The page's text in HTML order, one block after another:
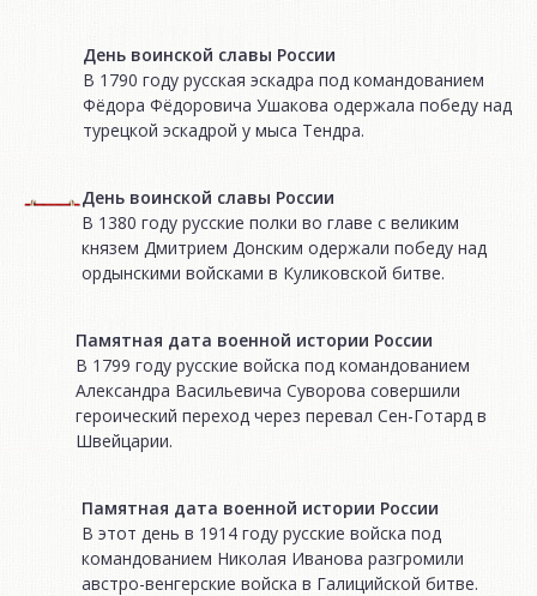
День воинской славы России
В 1790 году русская эскадра под командованием
Фёдора Фёдоровича Ушакова одержала победу над
турецкой эскадрой у мыса Тендра.
День воинской славы России
В 1380 году русские полки во главе с великим
князем Дмитрием Донским одержали победу над
ордынскими войсками в Куликовской битве.
Памятная дата военной истории России
В 1799 году русские войска под командованием
Александра Васильевича Суворова совершили
героический переход через перевал Сен-Готард в
Швейцарии.
Памятная дата военной истории России
В этот день в 1914 году русские войска под
командованием Николая Иванова разгромили
австро-венгерские войска в Галицийской битве.